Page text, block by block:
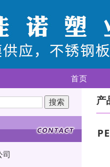
首页
司
产